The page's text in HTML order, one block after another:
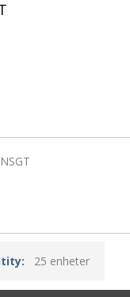
25 enheter